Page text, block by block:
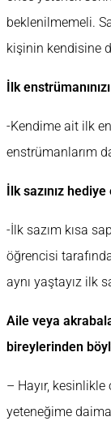
beklenilmemeli.
kişinin kendisine
İlk
-Kendime ait ilk
enstrümanlarım
İlk sazınız
-İlk sazım kısa
öğrencisi
aynı yaştayız ilk
Aile veya
bireylerinden
– Hayır,
yeteneğime